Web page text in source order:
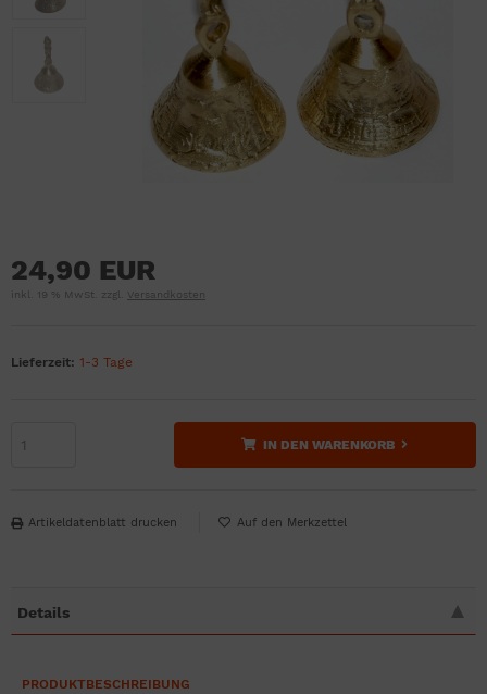
24,90 EUR
inkl. 19 % MwSt. zzgl. Versandkosten
Lieferzeit: 1-3 Tage
IN DEN WARENKORB
Artikeldatenblatt drucken
Details
PRODUKTBESCHREIBUNG